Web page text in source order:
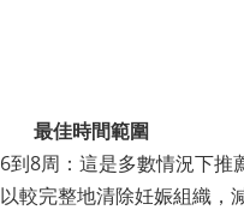
最佳時間範圍
6到8周：這是多數情況下推
以較完整地清除妊娠組織，